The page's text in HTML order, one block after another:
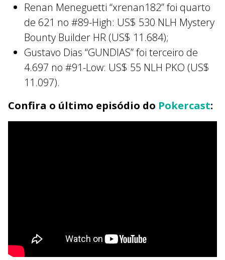
Renan Meneguetti “xrenan182” foi quarto
de 621 no #89-High: US$ 530 NLH Mystery
Bounty Builder HR (US$ 11.684);
Gustavo Dias “GUNDIAS” foi terceiro de
4.697 no #91-Low: US$ 55 NLH PKO (US$
11.097).
Confira o último episódio do Pokercast: